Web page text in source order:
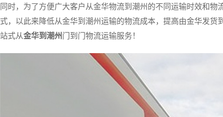
同时，为了方便广大客户从金华物流到潮州的不同运输时效和物
式，以此来降低从金华到潮州运输的物流成本，提高由金华发
站式从金华到潮州 门到门物流运输服务！